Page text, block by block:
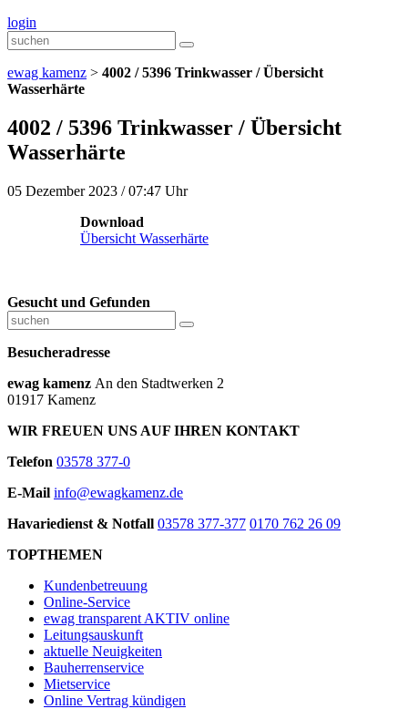
login
ewag kamenz > 4002 / 5396 Trinkwasser / Übersicht
Wasserhärte
4002 / 5396 Trinkwasser / Übersicht
Wasserhärte
05 Dezember 2023 / 07:47 Uhr
Download
Übersicht Wasserhärte
Gesucht und Gefunden
Besucheradresse
ewag kamenz An den Stadtwerken 2
01917 Kamenz
WIR FREUEN UNS AUF IHREN KONTAKT
Telefon 03578 377-0
E-Mail info@ewagkamenz.de
Havariedienst & Notfall 03578 377-377 0170 762 26 09
TOPTHEMEN
Kundenbetreuung
Online-Service
ewag transparent AKTIV online
Leitungsauskunft
aktuelle Neuigkeiten
Bauherrenservice
Mietservice
Online Vertrag kündigen